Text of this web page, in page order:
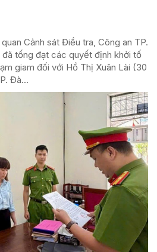
Cảnh sát Điều tra, Công an TP.
tống đạt các quyết định khởi tố
giam đối với Hồ Thị Xuân Lài (30
Đà...